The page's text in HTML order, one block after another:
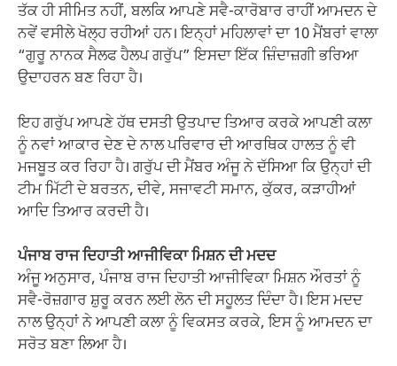
ਤੱਕ ਹੀ ਸੀਮਿਤ ਨਹੀਂ, ਬਲਕਿ ਆਪਣੇ ਸਵੈ-ਕਾਰੋਬਾਰ ਰਾਹੀਂ ਆਮਦਨ ਦੇ
ਨਵੇਂ ਵਸੀਲੇ ਖੋਲ੍ਹ ਰਹੀਆਂ ਹਨ। ਇਨ੍ਹਾਂ ਮਹਿਲਾਵਾਂ ਦਾ 10 ਮੈਂਬਰਾਂ ਵਾਲਾ
“ਗੁਰੂ ਨਾਨਕ ਸੈਲਫ ਹੈਲਪ ਗਰੁੱਪ” ਇਸਦਾ ਇੱਕ ਜ਼ਿੰਦਾਜ਼ਗੀ ਭਰਿਆ
ਉਦਾਹਰਨ ਬਣ ਰਿਹਾ ਹੈ।
ਇਹ ਗਰੁੱਪ ਆਪਣੇ ਹੱਥ ਦਸਤੀ ਉਤਪਾਦ ਤਿਆਰ ਕਰਕੇ ਆਪਣੀ ਕਲਾ
ਨੂੰ ਨਵਾਂ ਆਕਾਰ ਦੇਣ ਦੇ ਨਾਲ ਪਰਿਵਾਰ ਦੀ ਆਰਥਿਕ ਹਾਲਤ ਨੂੰ ਵੀ
ਮਜਬੂਤ ਕਰ ਰਿਹਾ ਹੈ। ਗਰੁੱਪ ਦੀ ਮੈਂਬਰ ਅੰਜੂ ਨੇ ਦੱਸਿਆ ਕਿ ਉਨ੍ਹਾਂ ਦੀ
ਟੀਮ ਮਿੱਟੀ ਦੇ ਬਰਤਨ, ਦੀਵੇ, ਸਜਾਵਟੀ ਸਮਾਨ, ਕੁੱਕਰ, ਕੜਾਹੀਆਂ
ਆਦਿ ਤਿਆਰ ਕਰਦੀ ਹੈ।
ਪੰਜਾਬ ਰਾਜ ਦਿਹਾਤੀ ਆਜੀਵਿਕਾ ਮਿਸ਼ਨ ਦੀ ਮਦਦ
ਅੰਜੂ ਅਨੁਸਾਰ, ਪੰਜਾਬ ਰਾਜ ਦਿਹਾਤੀ ਆਜੀਵਿਕਾ ਮਿਸ਼ਨ ਔਰਤਾਂ ਨੂੰ
ਸਵੈ-ਰੋਜ਼ਗਾਰ ਸ਼ੁਰੂ ਕਰਨ ਲਈ ਲੋਨ ਦੀ ਸਹੂਲਤ ਦਿੰਦਾ ਹੈ। ਇਸ ਮਦਦ
ਨਾਲ ਉਨ੍ਹਾਂ ਨੇ ਆਪਣੀ ਕਲਾ ਨੂੰ ਵਿਕਸਤ ਕਰਕੇ, ਇਸ ਨੂੰ ਆਮਦਨ ਦਾ
ਸਰੋਤ ਬਣਾ ਲਿਆ ਹੈ।